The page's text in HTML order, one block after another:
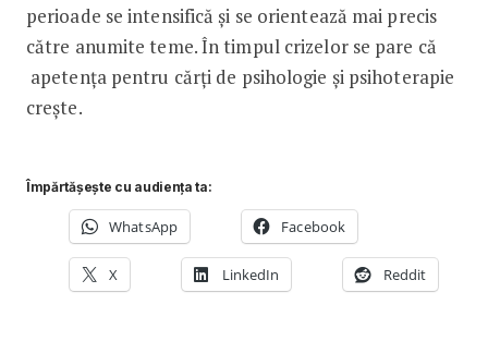
perioade se intensifică și se orientează mai precis
către anumite teme. În timpul crizelor se pare că
apetența pentru cărți de psihologie și psihoterapie
crește.
Împărtășește cu audiența ta:
WhatsApp Facebook
X LinkedIn Reddit